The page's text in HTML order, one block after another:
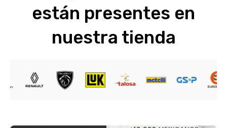
están presentes en
nuestra tienda